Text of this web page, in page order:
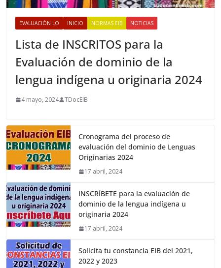
EVALUACIÓN LO INICIO NORMAS EIB NOTICIAS
Lista de INSCRITOS para la
Evaluación de dominio de la
lengua indígena u originaria 2024
4 mayo, 2024 TDocEIB
Cronograma del proceso de
evaluación del dominio de Lenguas
Originarias 2024
17 abril, 2024
INSCRÍBETE para la evaluación de
dominio de la lengua indígena u
originaria 2024
17 abril, 2024
Solicita tu constancia EIB del 2021,
2022 y 2023